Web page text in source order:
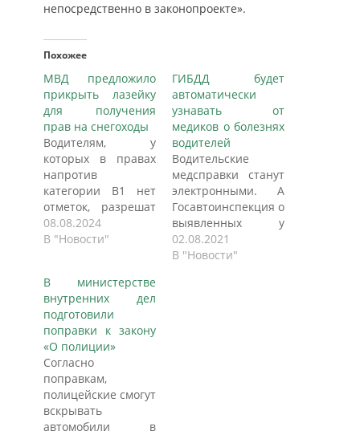
непосредственно в законопроекте».
Похожее
МВД предложило
прикрыть лазейку
для получения
прав на снегоходы
Водителям, у
которых в правах
напротив
категории B1 нет
отметок, разрешат
ездить только на
транспорте с
средствами с
мотопосадкой
потребуется
получить
категорию А или
открыть категорию
B1 c отметкой MS.
МВД подготовило
поправки к
ведомственному
08.08.2024
В "Новости"
ГИБДД будет
автоматически
узнавать от
медиков о болезнях
водителей
Водительские
медсправки станут
электронными. А
Госавтоинспекция о
выявленных у
водителей
заболеваниях, при
02.08.2021
В "Новости"
В министерстве
внутренних дел
подготовили
поправки к закону
«О полиции»
Согласно
поправкам,
полицейские смогут
вскрывать
автомобили в